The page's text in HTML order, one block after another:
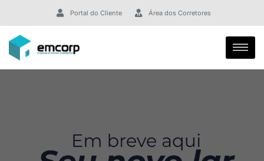
Portal do Cliente Área dos Corretores